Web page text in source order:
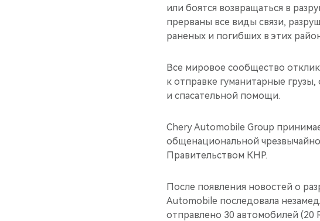
или боятся возвращаться в
прерваны все виды связи,
раненых и погибших в этих
Все мировое сообщество
к отправке гуманитарные
и спасательной помощи.
Chery Automobile Group
общенациональной
Правительством КНР.
После появления новостей о
Automobile последовала
отправлено 30 автомобилей (20